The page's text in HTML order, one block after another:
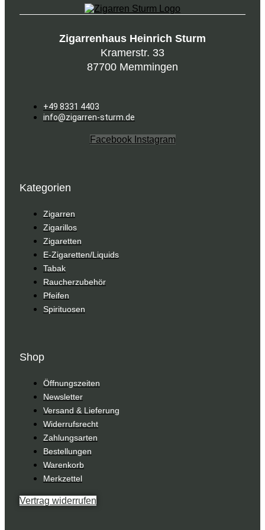
Zigarrenhaus Heinrich Sturm
Kramerstr. 33
87700 Memmingen
+49 8331 4403
info@zigarren-sturm.de
Facebook Instagram
Kategorien
Zigarren
Zigarillos
Zigaretten
E-Zigaretten/Liquids
Tabak
Raucherzubehör
Pfeifen
Spirituosen
Shop
Öffnungszeiten
Newsletter
Versand & Lieferung
Widerrufsrecht
Zahlungsarten
Bestellungen
Warenkorb
Merkzettel
Vertrag widerrufen